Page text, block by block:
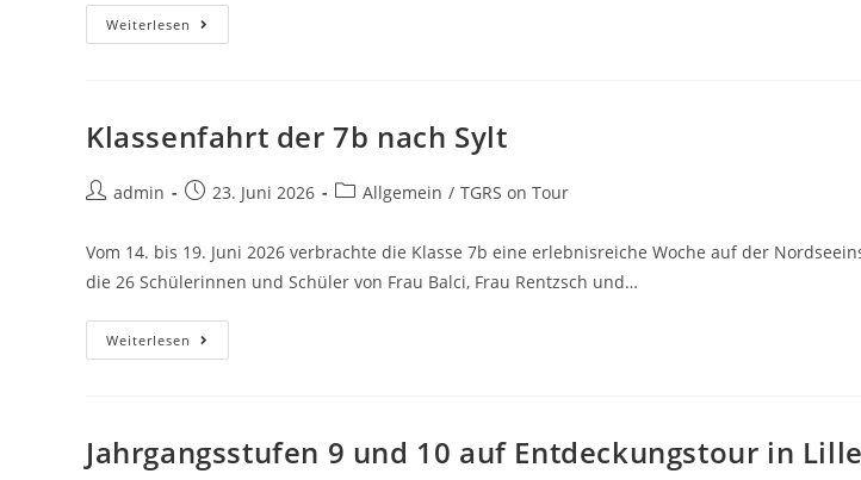
Weiterlesen
Klassenfahrt der 7b nach Sylt
admin 23. Juni 2026 Allgemein / TGRS on Tour
Vom 14. bis 19. Juni 2026 verbrachte die Klasse 7b eine erlebnisreiche Woche auf der
die 26 Schülerinnen und Schüler von Frau Balci, Frau Rentzsch und…
Weiterlesen
Jahrgangsstufen 9 und 10 auf Entdeckungstour in Lille